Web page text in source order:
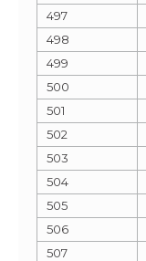
497
498
499
500
501
502
503
504
505
506
507